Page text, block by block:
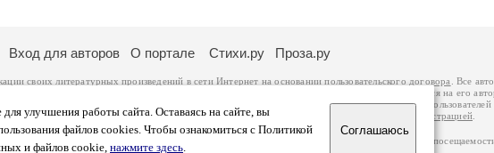
улучшения работы сайта. Оставаясь на сайте, вы
файлов cookies. Чтобы ознакомиться с Политикой
и файлов cookie, нажмите здесь.
Соглашаюсь
Вход для авторов О портале Стихи.ру Проза.ру
своих литературных произведений в сети Интернет на основаниипользовательского договора
. Все
произведений возможна только с согласия его автора, к которому вы можете обратиться на его
на основании
законодательства Российской Федерации. Данные пользователей
. Вы также можете посмотреть более подробнуюинформацию о портале связаться с администрацией
которые в общей сумме просматривают более двух миллионов страниц по данным счетчика